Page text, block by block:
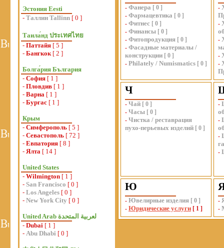
Эстония Eesti
- Таллин Tallinn [ 0 ]
Таила́нд ประเทศไทย
- Паттайя [ 5 ]
- Бангкок[ 2 ]
Болга́рия България
- София [ 1 ]
- Пловдив [ 1 ]
- Варна [ 1 ]
- Бургас [ 1 ]
Крым
- Симферополь [ 5 ]
- Севастополь [ 72 ]
- Евпатория [ 8 ]
- Ялта [ 14 ]
United States
- Wilmington [ 1 ]
- San Francisco [ 0 ]
- Los Angeles [ 0 ]
- New York City [ 0 ]
- Dubai [ 1 ]
- Abu Dhabi [ 0 ]
- Фанера [ 0 ]
- Фармацевтика [ 0 ]
- Фитнес [ 0 ]
- Финансы [ 0 ]
- Фитопродукция [ 0 ]
- Фасадные материалы /
конструкции [ 0 ]
- Philately / Numismatics [ 0 ]
-
-
-
-
-
Ч
- Чай [ 0 ]
- Часы [ 0 ]
- Чистка / реставрация
пухо-перьевых изделий [ 0 ]
-
-
-
-
Ю
- Ювелирные изделия [ 0 ]
- Юридические услуги [ 1 ]
-
-